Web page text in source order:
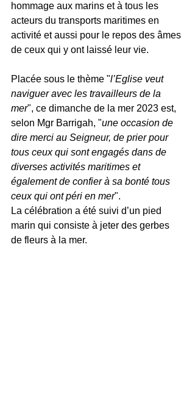
hommage aux marins et à tous les
acteurs du transports maritimes en
activité et aussi pour le repos des âmes
de ceux qui y ont laissé leur vie.
Placée sous le thème "l’Eglise veut
naviguer avec les travailleurs de la
mer", ce dimanche de la mer 2023 est,
selon Mgr Barrigah, "une occasion de
dire merci au Seigneur, de prier pour
tous ceux qui sont engagés dans de
diverses activités maritimes et
également de confier à sa bonté tous
ceux qui ont péri en mer".
La célébration a été suivi d’un pied
marin qui consiste à jeter des gerbes
de fleurs à la mer.